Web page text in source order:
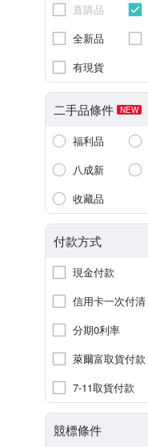
直購品
全新品
有現貨
二手品條件 NEW
福利品
八成新
收藏品
付款方式
現金付款
信用卡一次付清
分期0利率
萊爾富取貨付款
7-11取貨付款
競標條件